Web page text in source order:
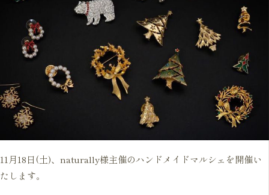
11月18日(土)、naturally様主催のハンドメイドマルシェを開催い
たします。